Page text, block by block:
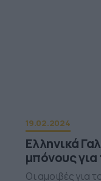
19.02.2024
Ελληνικά
μπόνους για
Οι αμοιβές για